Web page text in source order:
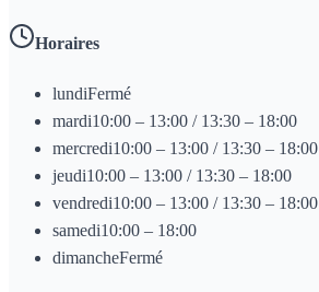
Horaires
lundiFermé
mardi10:00 – 13:00 / 13:30 – 18:00
mercredi10:00 – 13:00 / 13:30 – 18:00
jeudi10:00 – 13:00 / 13:30 – 18:00
vendredi10:00 – 13:00 / 13:30 – 18:00
samedi10:00 – 18:00
dimancheFermé